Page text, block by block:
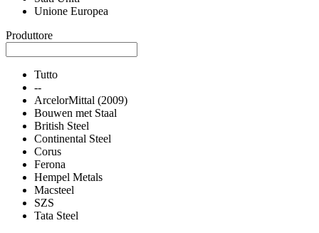
Unione Europea
Produttore
Tutto
--
ArcelorMittal (2009)
Bouwen met Staal
British Steel
Continental Steel
Corus
Ferona
Hempel Metals
Macsteel
SZS
Tata Steel